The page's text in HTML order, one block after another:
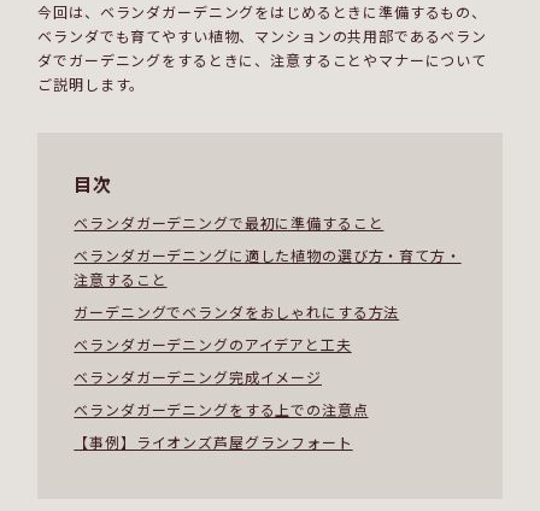
今回は、ベランダガーデニングをはじめるときに準備するもの、
ベランダでも育てやすい植物、マンションの共用部であるベラン
ダでガーデニングをするときに、注意することやマナーについて
ご説明します。
目次
ベランダガーデニングで最初に準備すること
ベランダガーデニングに適した植物の選び方・育て方・
注意すること
ガーデニングでベランダをおしゃれにする方法
ベランダガーデニングのアイデアと工夫
ベランダガーデニング完成イメージ
ベランダガーデニングをする上での注意点
【事例】ライオンズ芦屋グランフォート